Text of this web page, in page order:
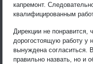
капремонт.
квалифицированным
Дирекции не понравится,
дорогостоящую работу у
вынуждена согласиться.
правильно назвать, но и